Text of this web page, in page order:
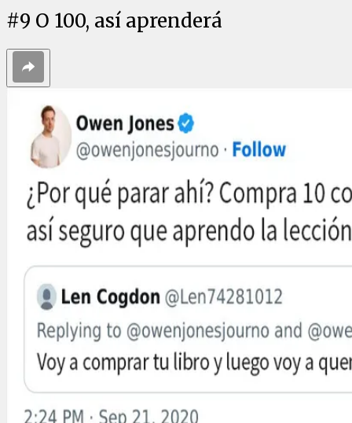
#9 O 100, así aprenderá